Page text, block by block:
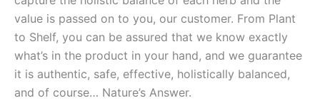
value is passed on to you, our customer. From Plant
to Shelf, you can be assured that we know exactly
what’s in the product in your hand, and we guarantee
it is authentic, safe, effective, holistically balanced,
and of course… Nature’s Answer.